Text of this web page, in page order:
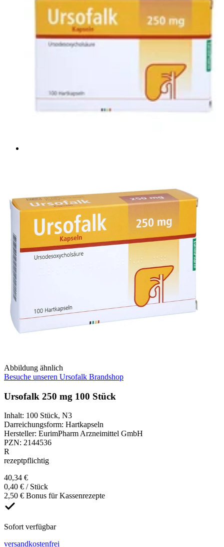
Abbildung ähnlich
Besuche unseren Ursofalk Brandshop
Ursofalk 250 mg 100 Stück
Inhalt: 100 Stück, N3
Darreichungsform: Hartkapseln
Hersteller: EurimPharm Arzneimittel GmbH
PZN: 2144536
R
rezeptpflichtig
40,34 €
0,40 € / Stück
2,50 € Bonus für Kassenrezepte
Sofort verfügbar
versandkostenfrei